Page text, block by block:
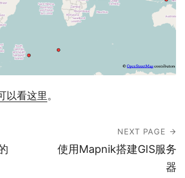
以看这里。
NEXT PAGE
使用Mapnik搭建GIS服务
器